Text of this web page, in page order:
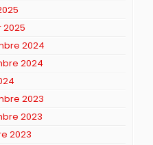
2025
2024
2024
2023
2023
2023